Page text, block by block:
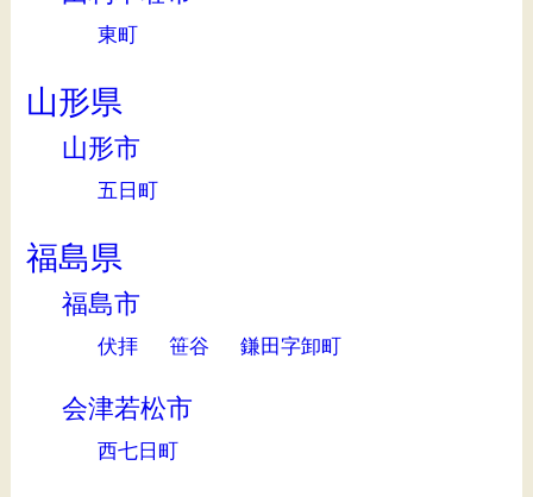
東町
山形県
山形市
五日町
福島県
福島市
伏拝 笹谷 鎌田字卸町
会津若松市
西七日町